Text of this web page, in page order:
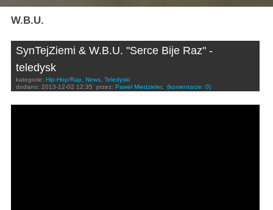
W.B.U.
SynTejZiemi & W.B.U. "Serce Bije Raz" -
teledysk
kategorie: Hip-Hop/Rap, News, Teledyski
dodano: 2013-12-02 12:35 przez: Paweł Miedzielec (komentarze: 0)